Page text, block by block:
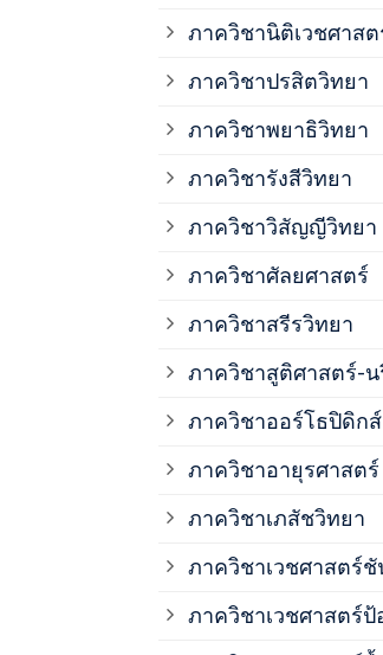
ภาควิชานิติเวชศาส
ภาควิชาปรสิตวิทยา
ภาควิชาพยาธิวิทยา
ภาควิชารังสีวิทยา
ภาควิชาวิสัญญีวิทยา
ภาควิชาศัลยศาสตร์
ภาควิชาสรีรวิทยา
ภาควิชาสูติศาสตร์-น
ภาควิชาออร์โธปิดิกส์
ภาควิชาอายุรศาสตร์
ภาควิชาเภสัชวิทยา
ภาควิชาเวชศาสตร์
ภาควิชาเวชศาสตร์